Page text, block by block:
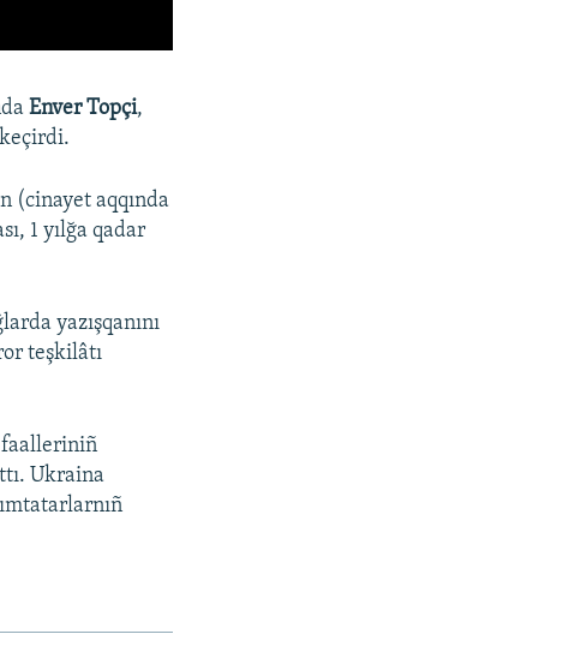
Enver Topçi,
(cinayet aqqında
1 yılğa qadar
yazışqanını
teşkilâtı
faalleriniñ
Ukraina